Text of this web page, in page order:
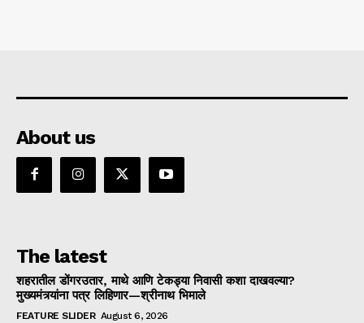
About us
The latest
शहरातील डोंगरउतार, माथे आणि टेकड्या निवासी कशा दाखवल्या?
मुख्यमंत्र्यांना पत्र लिहिणार—श्रीनाथ भिमाले
FEATURE SLIDER August 6, 2026